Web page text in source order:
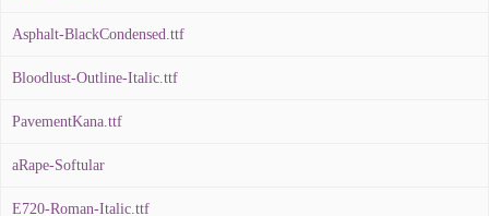
Asphalt-BlackCondensed.ttf
Bloodlust-Outline-Italic.ttf
PavementKana.ttf
aRape-Softular
E720-Roman-Italic.ttf